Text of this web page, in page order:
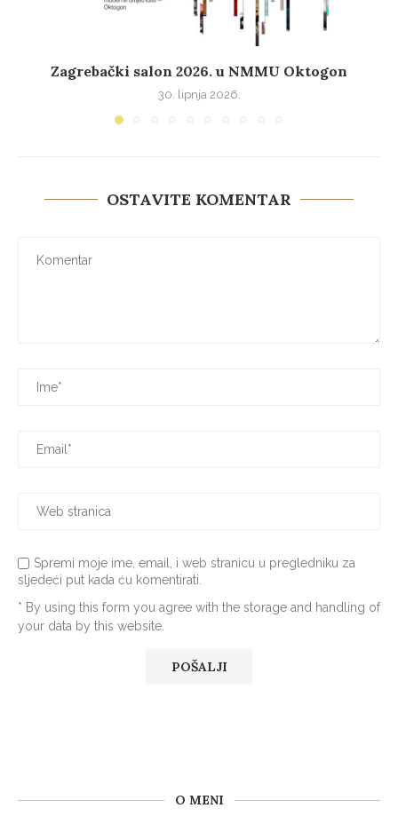
Zagrebački salon 2026. u NMMU Oktogon
30. lipnja 2026.
OSTAVITE KOMENTAR
Spremi moje ime, email, i web stranicu u pregledniku za
sljedeći put kada ću komentirati.
* By using this form you agree with the storage and handling of
your data by this website.
O MENI